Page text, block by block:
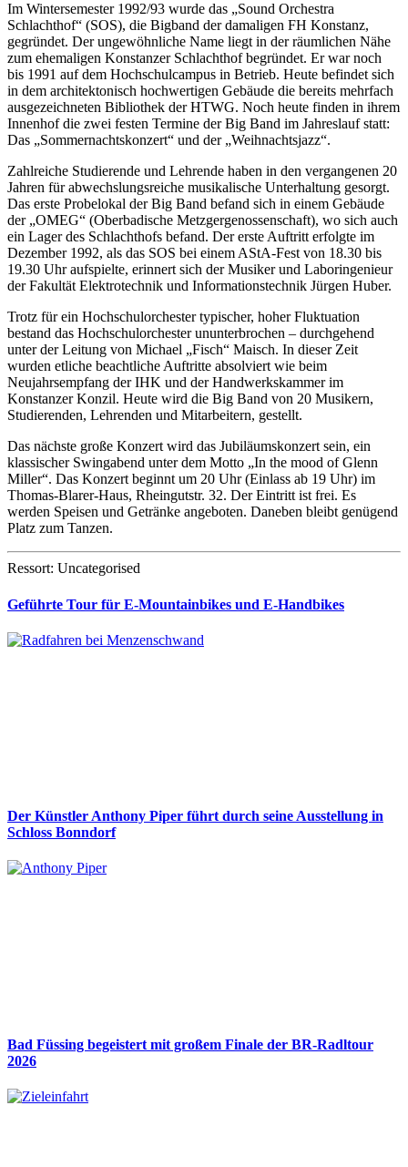
Im Wintersemester 1992/93 wurde das „Sound Orchestra
Schlachthof“ (SOS), die Bigband der damaligen FH Konstanz,
gegründet. Der ungewöhnliche Name liegt in der räumlichen Nähe
zum ehemaligen Konstanzer Schlachthof begründet. Er war noch
bis 1991 auf dem Hochschulcampus in Betrieb. Heute befindet sich
in dem architektonisch hochwertigen Gebäude die bereits mehrfach
ausgezeichneten Bibliothek der HTWG. Noch heute finden in ihrem
Innenhof die zwei festen Termine der Big Band im Jahreslauf statt:
Das „Sommernachtskonzert“ und der „Weihnachtsjazz“.
Zahlreiche Studierende und Lehrende haben in den vergangenen 20
Jahren für abwechslungsreiche musikalische Unterhaltung gesorgt.
Das erste Probelokal der Big Band befand sich in einem Gebäude
der „OMEG“ (Oberbadische Metzgergenossenschaft), wo sich auch
ein Lager des Schlachthofs befand. Der erste Auftritt erfolgte im
Dezember 1992, als das SOS bei einem AStA-Fest von 18.30 bis
19.30 Uhr aufspielte, erinnert sich der Musiker und Laboringenieur
der Fakultät Elektrotechnik und Informationstechnik Jürgen Huber.
Trotz für ein Hochschulorchester typischer, hoher Fluktuation
bestand das Hochschulorchester ununterbrochen – durchgehend
unter der Leitung von Michael „Fisch“ Maisch. In dieser Zeit
wurden etliche beachtliche Auftritte absolviert wie beim
Neujahrsempfang der IHK und der Handwerkskammer im
Konstanzer Konzil. Heute wird die Big Band von 20 Musikern,
Studierenden, Lehrenden und Mitarbeitern, gestellt.
Das nächste große Konzert wird das Jubiläumskonzert sein, ein
klassischer Swingabend unter dem Motto „In the mood of Glenn
Miller“. Das Konzert beginnt um 20 Uhr (Einlass ab 19 Uhr) im
Thomas-Blarer-Haus, Rheingutstr. 32. Der Eintritt ist frei. Es
werden Speisen und Getränke angeboten. Daneben bleibt genügend
Platz zum Tanzen.
Ressort: Uncategorised
Geführte Tour für E-Mountainbikes und E-Handbikes
Der Künstler Anthony Piper führt durch seine Ausstellung in
Schloss Bonndorf
Bad Füssing begeistert mit großem Finale der BR-Radltour
2026